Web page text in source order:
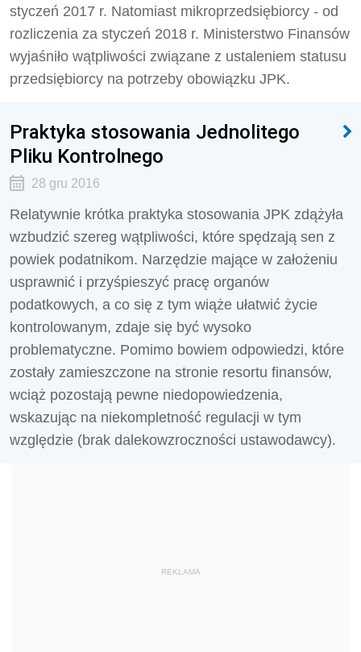
styczeń 2017 r. Natomiast mikroprzedsiębiorcy - od
rozliczenia za styczeń 2018 r. Ministerstwo Finansów
wyjaśniło wątpliwości związane z ustaleniem statusu
przedsiębiorcy na potrzeby obowiązku JPK.
Praktyka stosowania Jednolitego
Pliku Kontrolnego
28 gru 2016
Relatywnie krótka praktyka stosowania JPK zdążyła
wzbudzić szereg wątpliwości, które spędzają sen z
powiek podatnikom. Narzędzie mające w założeniu
usprawnić i przyśpieszyć pracę organów
podatkowych, a co się z tym wiąże ułatwić życie
kontrolowanym, zdaje się być wysoko
problematyczne. Pomimo bowiem odpowiedzi, które
zostały zamieszczone na stronie resortu finansów,
wciąż pozostają pewne niedopowiedzenia,
wskazując na niekompletność regulacji w tym
względzie (brak dalekowzroczności ustawodawcy).
REKLAMA